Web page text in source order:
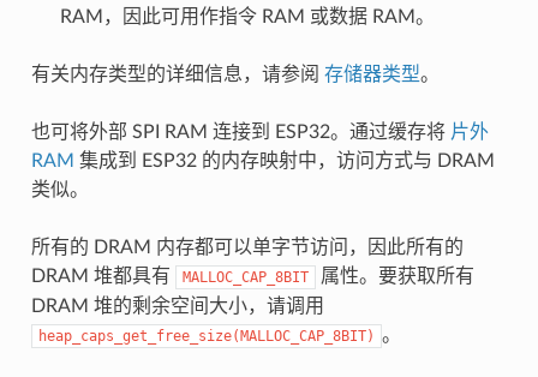
RAM，因此可用作指令 RAM 或数据 RAM。
有关内存类型的详细信息，请参阅 存储器类型。
也可将外部 SPI RAM 连接到 ESP32。通过缓存将 片外
RAM 集成到 ESP32 的内存映射中，访问方式与 DRAM
类似。
所有的 DRAM 内存都可以单字节访问，因此所有的
DRAM 堆都具有
MALLOC_CAP_8BIT
属性。要获取所有
DRAM 堆的剩余空间大小，请调用
heap_caps_get_free_size(MALLOC_CAP_8BIT) 。